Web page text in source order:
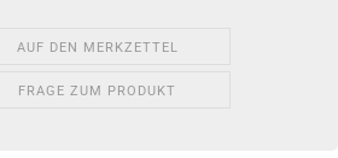
AUF DEN MERKZETTEL
FRAGE ZUM PRODUKT